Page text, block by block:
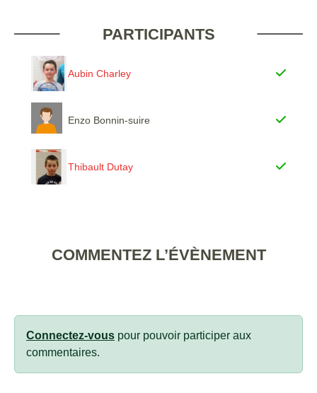
PARTICIPANTS
Aubin Charley
Enzo Bonnin-suire
Thibault Dutay
COMMENTEZ L’ÉVÈNEMENT
Connectez-vous pour pouvoir participer aux
commentaires.